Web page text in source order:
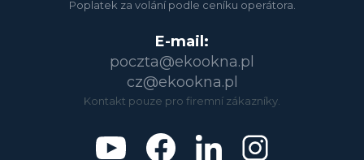
Poplatek za volání podle ceníku operátora.
E-mail:
poczta@ekookna.pl
cz@ekookna.pl
Kontakt pouze pro firemní zákazníky.